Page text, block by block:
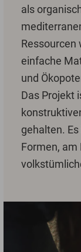
als
Ressourcen
einfache
und
Das Projekt
gehalten.
Formen, am